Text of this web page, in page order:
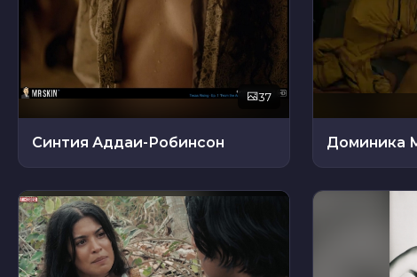
37
Синтия Аддаи-Робинсон